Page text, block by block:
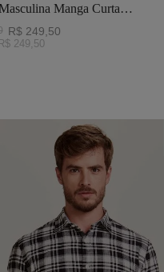
Manga Curta
R$ 249 50
R$ 249 50